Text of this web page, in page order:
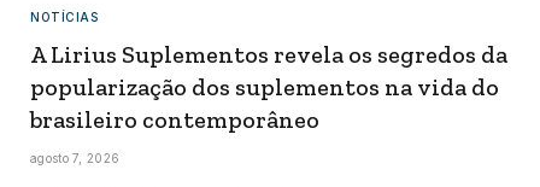
NOTÍCIAS
A Lirius Suplementos revela os segredos da
popularização dos suplementos na vida do
brasileiro contemporâneo
agosto 7, 2026